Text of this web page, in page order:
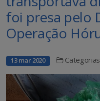
foi presa pelo
Operação
13 mar 2020